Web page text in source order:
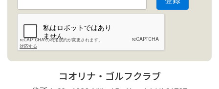
コオリナ・ゴルフクラブ